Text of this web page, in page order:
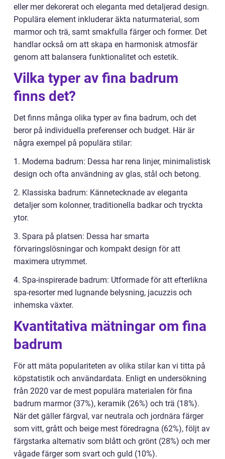
eller mer dekorerat och eleganta med detaljerad design.
Populära element inkluderar äkta naturmaterial, som
marmor och trä, samt smakfulla färger och former. Det
handlar också om att skapa en harmonisk atmosfär
genom att balansera funktionalitet och estetik.
Vilka typer av fina badrum
finns det?
Det finns många olika typer av fina badrum, och det
beror på individuella preferenser och budget. Här är
några exempel på populära stilar:
1. Moderna badrum: Dessa har rena linjer, minimalistisk
design och ofta användning av glas, stål och betong.
2. Klassiska badrum: Kännetecknade av eleganta
detaljer som kolonner, traditionella badkar och tryckta
ytor.
3. Spara på platsen: Dessa har smarta
förvaringslösningar och kompakt design för att
maximera utrymmet.
4. Spa-inspirerade badrum: Utformade för att efterlikna
spa-resorter med lugnande belysning, jacuzzis och
inhemska växter.
Kvantitativa mätningar om fina
badrum
För att mäta populariteten av olika stilar kan vi titta på
köpstatistik och användardata. Enligt en undersökning
från 2020 var de mest populära materialen för fina
badrum marmor (37%), keramik (26%) och trä (18%).
När det gäller färgval, var neutrala och jordnära färger
som vitt, grått och beige mest föredragna (62%), följt av
färgstarka alternativ som blått och grönt (28%) och mer
vågade färger som svart och guld (10%).